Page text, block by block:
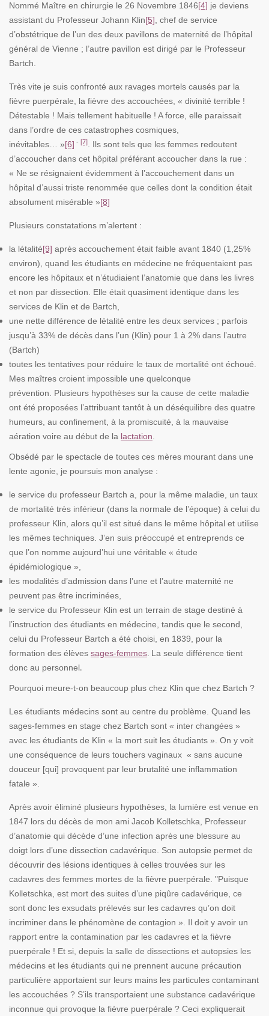
Nommé Maître en chirurgie le 26 Novembre 1846[4] je deviens
assistant du Professeur Johann Klin[5] , chef de service
d’obstétrique de l’un des deux pavillons de maternité de l’hôpital
général de Vienne ; l’autre pavillon est dirigé par le Professeur
Bartch.
Très vite je suis confronté aux ravages mortels causés par la
fièvre puerpérale, la fièvre des accouchées, « divinité terrible !
Détestable ! Mais tellement habituelle ! A force, elle paraissait
dans l’ordre de ces catastrophes cosmiques,
inévitables… »[6] - [7]
. Ils sont tels que les femmes redoutent
d’accoucher dans cet hôpital préférant accoucher dans la rue :
« Ne se résignaient évidemment à l’accouchement dans un
hôpital d’aussi triste renommée que celles dont la condition était
absolument misérable »[8]
Plusieurs constatations m’alertent :
la létalité[9] après accouchement était faible avant 1840 (1,25%
environ), quand les étudiants en médecine ne fréquentaient pas
encore les hôpitaux et n’étudiaient l’anatomie que dans les livres
et non par dissection. Elle était quasiment identique dans les
services de Klin et de Bartch,
une nette différence de létalité entre les deux services ; parfois
jusqu’à 33% de décès dans l’un (Klin) pour 1 à 2% dans l’autre
(Bartch)
toutes les tentatives pour réduire le taux de mortalité ont échoué.
Mes maîtres croient impossible une quelconque
prévention. Plusieurs hypothèses sur la cause de cette maladie
ont été proposées l’attribuant tantôt à un déséquilibre des quatre
humeurs, au confinement, à la promiscuité, à la mauvaise
aération voire au début de la lactation
Obsédé par le spectacle de toutes ces mères mourant dans une
lente agonie, je poursuis mon analyse :
le service du professeur Bartch a, pour la même maladie, un taux
de mortalité très inférieur (dans la normale de l’époque) à celui du
professeur Klin, alors qu’il est situé dans le même hôpital et utilise
les mêmes techniques. J’en suis préoccupé et entreprends ce
que l’on nomme aujourd’hui une véritable « étude
épidémiologique »,
les modalités d’admission dans l’une et l’autre maternité ne
peuvent pas être incriminées,
le service du Professeur Klin est un terrain de stage destiné à
l’instruction des étudiants en médecine, tandis que le second,
celui du Professeur Bartch a été choisi, en 1839, pour la
formation des élèves sages-femmes La seule différence tient
donc au personnel.
Pourquoi meure-t-on beaucoup plus chez Klin que chez Bartch ?
Les étudiants médecins sont au centre du problème. Quand les
sages-femmes en stage chez Bartch sont « inter changées »
avec les étudiants de Klin « la mort suit les étudiants ». On y voit
une conséquence de leurs touchers vaginaux « sans aucune
douceur [qui] provoquent par leur brutalité une inflammation
fatale ».
Après avoir éliminé plusieurs hypothèses, la lumière est venue en
1847 lors du décès de mon ami Jacob Kolletschka, Professeur
d’anatomie qui décède d’une infection après une blessure au
doigt lors d’une dissection cadavérique. Son autopsie permet de
découvrir des lésions identiques à celles trouvées sur les
cadavres des femmes mortes de la fièvre puerpérale. "Puisque
Kolletschka, est mort des suites d’une piqûre cadavérique, ce
sont donc les exsudats prélevés sur les cadavres qu’on doit
incriminer dans le phénomène de contagion ». Il doit y avoir un
rapport entre la contamination par les cadavres et la fièvre
puerpérale ! Et si, depuis la salle de dissections et autopsies les
médecins et les étudiants qui ne prennent aucune précaution
particulière apportaient sur leurs mains les particules contaminant
les accouchées ? S’ils transportaient une substance cadavérique
inconnue qui provoque la fièvre puerpérale ? Ceci expliquerait